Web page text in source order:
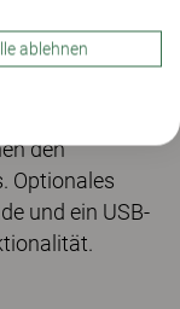
und
Eiche
den
Optionales
und ein USB-
ablehnen